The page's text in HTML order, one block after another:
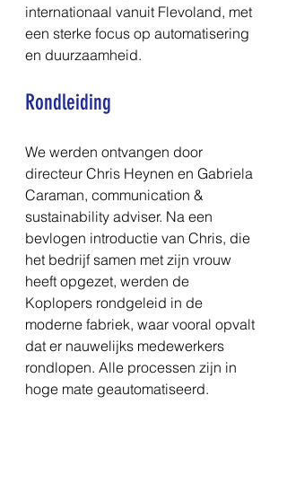
internationaal vanuit Flevoland, met
een sterke focus op automatisering
en duurzaamheid.
Rondleiding
We werden ontvangen door
directeur Chris Heynen en Gabriela
Caraman, communication &
sustainability adviser. Na een
bevlogen introductie van Chris, die
het bedrijf samen met zijn vrouw
heeft opgezet, werden de
Koplopers rondgeleid in de
moderne fabriek, waar vooral opvalt
dat er nauwelijks medewerkers
rondlopen. Alle processen zijn in
hoge mate geautomatiseerd.